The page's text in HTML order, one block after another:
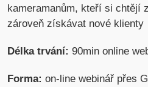
kameramanům, kteří si chtějí
zároveň získávat nové klienty
Délka trvání: 90min online
Forma: on-line webinář přes